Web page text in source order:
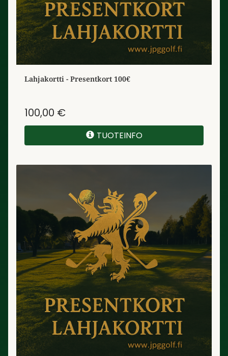
Lahjakortti - Presentkort 100€
100,00 €
TUOTEINFO